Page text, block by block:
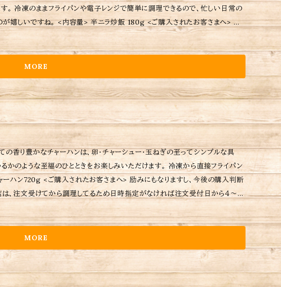
い日常の
<ご購入されたお客さまへ> 励
す。 当店は、注文を受けてから調理しているた
ください。 ※当店に使われているパック等は耐熱用
。 ※当店おすすめの焼き方、温め方は商品に同包致します。 ※保存方法、食材
いただいた商品の重量に応じて送料が異なりますので注意してください。
MORE
香り豊かなチャーハンは、卵・チャーシュー・玉ねぎの至ってシンプルな具
かのような至福のひとときをお楽しみいただけます。 冷凍から直接フライパン
します。 ※保存方法、食材アレルギーなどの詳細はラベルをご確認くださ
ますので注意して下さい。
MORE